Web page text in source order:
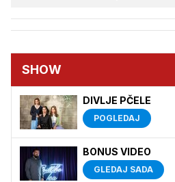
SHOW
DIVLJE PČELE
POGLEDAJ
BONUS VIDEO
GLEDAJ SADA